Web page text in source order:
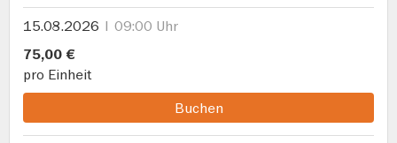
15.08.2026
09:00 Uhr
75,00 €
pro Einheit
Buchen